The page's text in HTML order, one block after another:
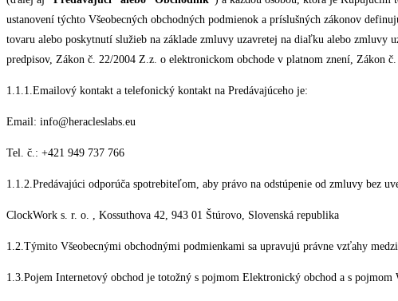
ustanovení týchto Všeobecných obchodných podmienok a príslušných zákonov
tovaru alebo poskytnutí služieb na základe zmluvy uzavretej na diaľku alebo zmluvy
predpisov, Zákon č. 22/2004 Z.z. o elektronickom obchode v platnom znení, Zákon
1.1.1.Emailový kontakt a telefonický kontakt na Predávajúceho je:
Email: info@heracleslabs.eu
Tel. č.: +421 949 737 766
1.1.2.Predávajúci odporúča spotrebiteľom, aby právo na odstúpenie od zmluvy bez
ClockWork s. r. o. , Kossuthova 42, 943 01 Štúrovo, Slovenská republika
1.2.Týmito Všeobecnými obchodnými podmienkami sa upravujú právne vzťahy
1.3.Pojem Internetový obchod je totožný s pojmom Elektronický obchod a s pojmom